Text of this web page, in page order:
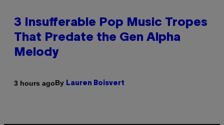
3 Insufferable Pop Music Tropes
That Predate the Gen Alpha
Melody
3 hours agoBy Lauren Boisvert